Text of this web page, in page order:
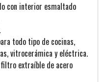
con interior esmaltado
todo tipo de cocinas,
vitrocerámica y eléctrica.
filtro extraíble de acero